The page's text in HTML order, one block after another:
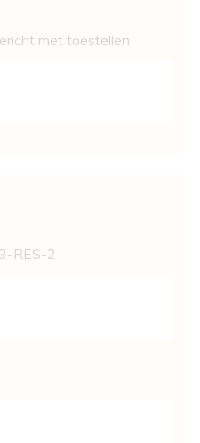
met toestellen
RES-2